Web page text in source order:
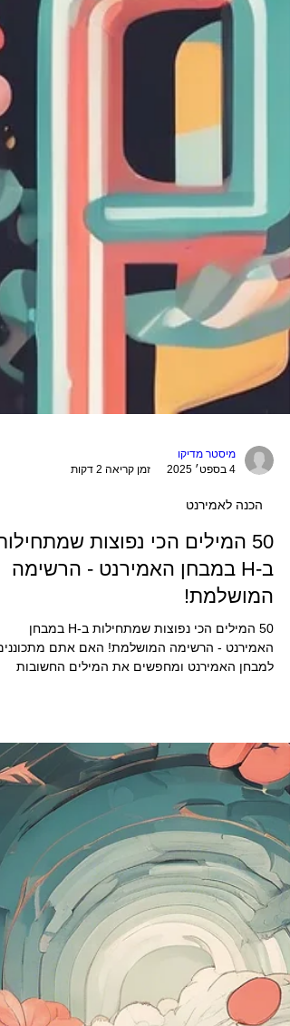
מיסטר מדיקו
4 בספט׳ 2025
הכנה לאמירנט
50 המילים הכי נפוצות
50 המילים הכי נפוצות שמתחילות ב-H במבחן
האמירנט - הרשימה המושלמת! האם אתם
למבחן האמירנט ומחפשים את המילים החשובות
ביותר? הגעתם...